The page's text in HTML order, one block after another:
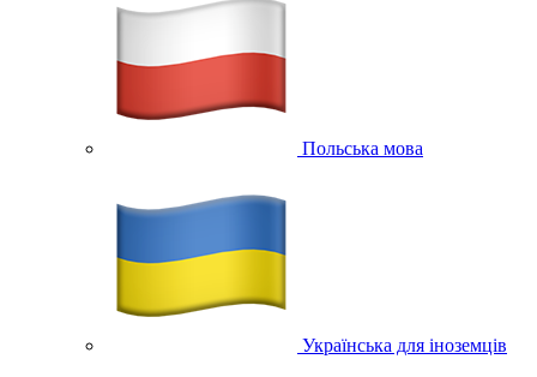
Польська мова
Українська для іноземців